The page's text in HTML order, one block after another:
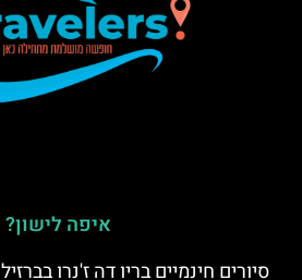
איפה לישון?
סיורים חינמיים בריו דה ז'נרו בברזיל